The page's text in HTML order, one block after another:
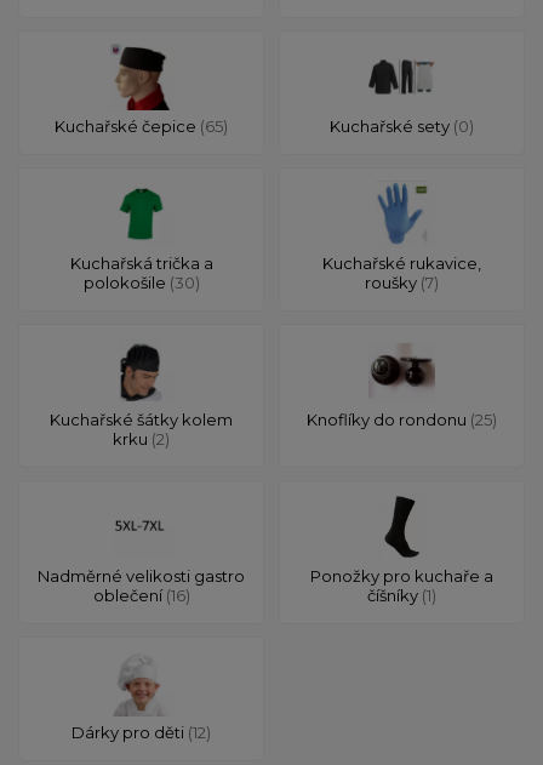
Kuchařské čepice (65) Kuchařské sety (0)
Kuchařská trička a
polokošile (30)
Kuchařské rukavice,
roušky (7)
Kuchařské šátky kolem
krku (2)
Knoflíky do rondonu (25)
Nadměrné velikosti gastro
oblečení(16)
Ponožky pro kuchaře a
číšníky (1)
Dárky pro děti (12)